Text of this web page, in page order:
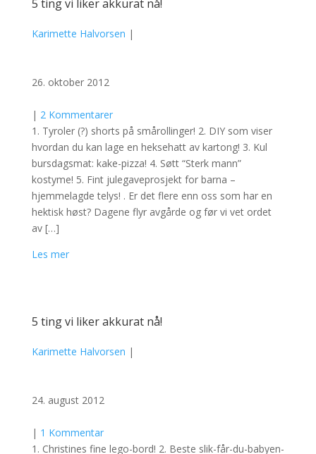
5 ting vi liker akkurat nå!
Karimette Halvorsen |
26. oktober 2012
| 2 Kommentarer
1. Tyroler (?) shorts på smårollinger! 2. DIY som viser
hvordan du kan lage en heksehatt av kartong! 3. Kul
bursdagsmat: kake-pizza! 4. Søtt “Sterk mann”
kostyme! 5. Fint julegaveprosjekt for barna –
hjemmelagde telys! . Er det flere enn oss som har en
hektisk høst? Dagene flyr avgårde og før vi vet ordet
av […]
Les mer
5 ting vi liker akkurat nå!
Karimette Halvorsen |
24. august 2012
| 1 Kommentar
1. Christines fine lego-bord! 2. Beste slik-får-du-babyen-